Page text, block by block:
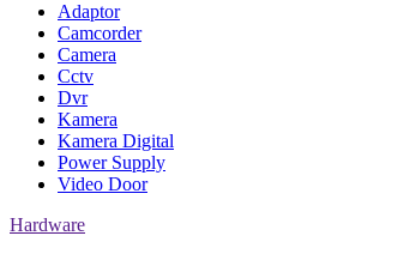
Adaptor
Camcorder
Camera
Cctv
Dvr
Kamera
Kamera Digital
Power Supply
Video Door
Hardware